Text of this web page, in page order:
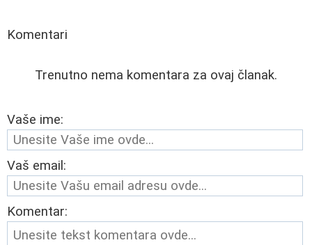
Komentari
Trenutno nema komentara za ovaj članak.
Vaše ime:
Vaš email:
Komentar: